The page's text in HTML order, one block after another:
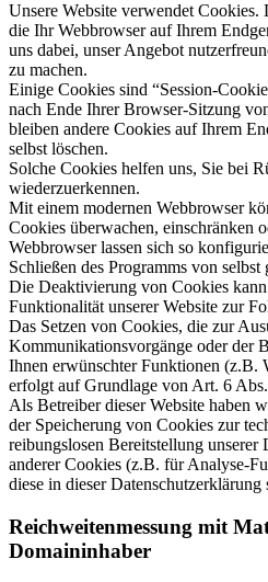
Unsere Website verwendet Cookies.
die Ihr Webbrowser auf Ihrem
uns dabei, unser Angebot
zu machen.
Einige Cookies sind “Session-
nach Ende Ihrer Browser-Sitzung
bleiben andere Cookies auf Ihrem
selbst löschen.
Solche Cookies helfen uns, Sie bei
wiederzuerkennen.
Mit einem modernen Webbrowser
Cookies überwachen, einschränken
Webbrowser lassen sich so
Schließen des Programms von selbst
Die Deaktivierung von Cookies
Funktionalität unserer Website zur
Das Setzen von Cookies, die zur
Kommunikationsvorgänge oder der
Ihnen erwünschter Funktionen (z.B.
erfolgt auf Grundlage von Art. 6
Als Betreiber dieser Website haben
der Speicherung von Cookies zur
reibungslosen Bereitstellung unserer
anderer Cookies (z.B. für Analyse-
diese in dieser Datenschutzerklärung
Reichweitenmessung mit
Domaininhaber